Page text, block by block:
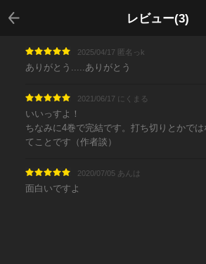
レビュー(3)
戻る
2025/04/17 匿名っk
ありがとう.....ありがとう
2021/06/17 にくまる
いいっすよ！
ちなみに4巻で完結です。打ち切りとかで
てことです（作者談）
2020/07/05 あんは
面白いですよ